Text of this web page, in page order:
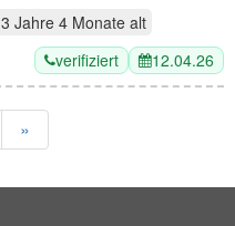
3 Jahre 4 Monate alt
verifiziert 12.04.26
»